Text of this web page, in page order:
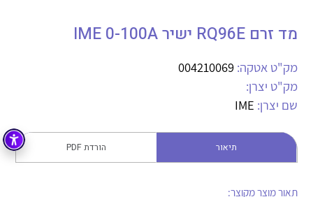
איכות | שרות | זמינות
והפצה של מוצרי
מיתוג, בקרה , ואינסטלציה חשמלית ופעילה ב7 תחומים:
חשמל
רובוטיקה ואוטומציה תעשייתית
לכל מוצרי היצרןמד זרם RQ96E ישיר IME 0-100A
מק"ט אטקה: 004210069
מק"ט יצרן:
שם יצרן: IME
תיאור הורדת PDF
תאור מוצר מקוצר: